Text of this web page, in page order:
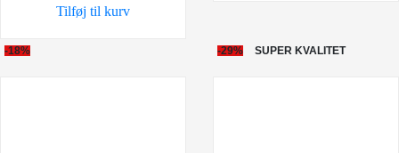
89,00 kr..
Tilføj til kurv
-18% -29% SUPER KVALITET